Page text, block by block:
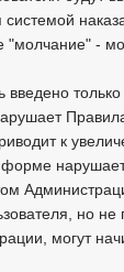
системой
-
к
но не
могут